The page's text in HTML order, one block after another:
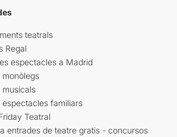
teatrals
Regal
espectacles a Madrid
monòlegs
musicals
espectacles familiars
Teatral
entrades de teatre gratis - concursos